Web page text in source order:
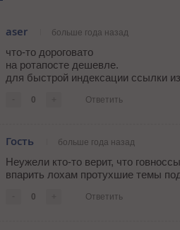
aser больше года назад
что-то дороговато
на ротапосте дешевле.
для быстрой индексации ссылки
0 Ответить
Гость больше года назад
Неужели кто-то верит, что
впарить лохам протухшие темы
0 Ответить